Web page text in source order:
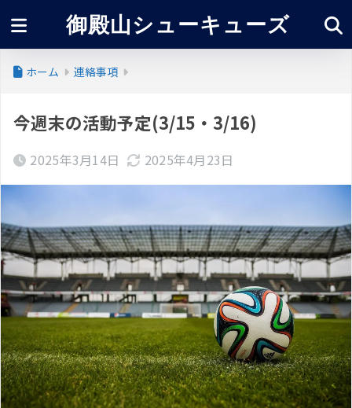
御殿山シューキューズ
ホーム 連絡事項
今週末の活動予定(3/15・3/16)
2025年3月14日 2025年4月23日